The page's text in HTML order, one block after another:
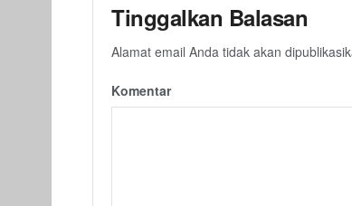
Tinggalkan Balasan
Alamat email Anda tidak akan
Komentar